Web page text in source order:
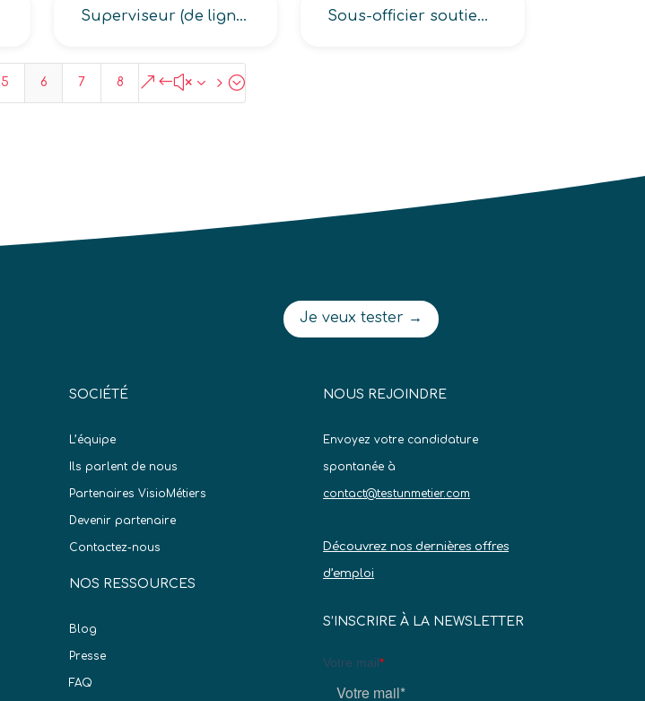
Superviseur (de ligne logistique, d’opérations logistiques) Sous-officier soutien pétrolier
5 6 7 8 &#x35;
Je veux tester →
SOCIÉTÉ
L’équipe
Ils parlent de nous
Partenaires VisioMétiers
Devenir partenaire
Contactez-nous
NOS RESSOURCES
Blog
Presse
FAQ
NOUS REJOINDRE
Envoyez votre candidature
spontanée à
contact@testunmetier.com
Découvrez nos dernières offres
d’emploi
S’INSCRIRE À LA NEWSLETTER